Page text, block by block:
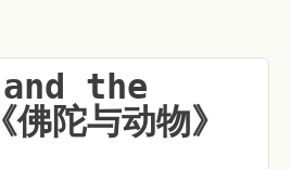
the
陀与动物》